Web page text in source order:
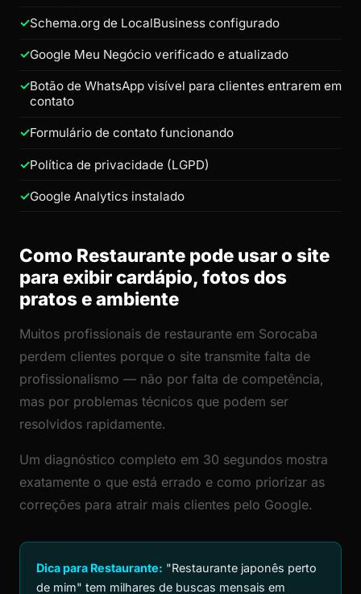
Schema.org de LocalBusiness configurado
Google Meu Negócio verificado e atualizado
Botão de WhatsApp visível para clientes entrarem em
contato
Formulário de contato funcionando
Política de privacidade (LGPD)
Google Analytics instalado
Como Restaurante pode usar o site
para exibir cardápio, fotos dos
pratos e ambiente
Muitos profissionais de restaurante em Sorocaba
perdem clientes porque o site transmite falta de
profissionalismo — não por falta de competência,
mas por problemas técnicos que podem ser
resolvidos rapidamente.
Um diagnóstico completo em 30 segundos mostra
exatamente o que está errado e como priorizar as
correções para atrair mais clientes pelo Google.
Dica para Restaurante: "Restaurante japonês perto
de mim" tem milhares de buscas mensais em